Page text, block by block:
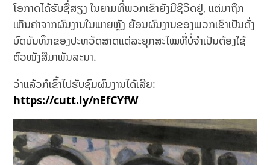
ໂອກາດໄດ້ຮັບຊື່ສຽງ ໃນຍາມທີ່ພວກເຂົາຍັງມີຊີວິດຢູ່, ແຕ່ມາຖືກ
ເຫັນຄ່າຈາກຜົນງານໃນພາຍຫຼັງ ຍ້ອນຜົນງານຂອງພວກເຂົາເປັນດັ່ງ
ບົດບັນທຶກຂອງປະຫວັດສາດແຕ່ລະຍຸກສະໄໝທີ່ບໍ່ຈຳເປັນຕ້ອງໃຊ້
ຕົວໜັງສືມາພັນລະນາ.
ວ່າແລ້ວກໍເຂົ້າໄປຮັບຊົມຜົນງານໄດ້ເລີຍ:
https://cutt.ly/nEfCYfW